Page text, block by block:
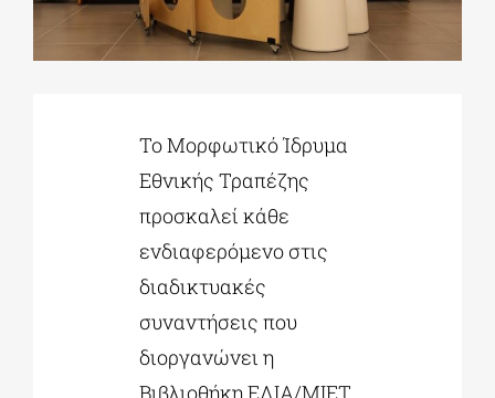
ΔΙΔΑΚΤΟΡΙΚΑ
ΕΚΠΑΙΔΕΥΤΙΚΑ ΙΔΡΥΜΑΤΑ
ΠΟΛΙΤΙΣΤΙΚΟΙ ΦΟΡΕΙΣ
Το Μορφωτικό Ίδρυμα
Εθνικής Τραπέζης
προσκαλεί κάθε
ενδιαφερόμενο στις
διαδικτυακές
συναντήσεις που
διοργανώνει η